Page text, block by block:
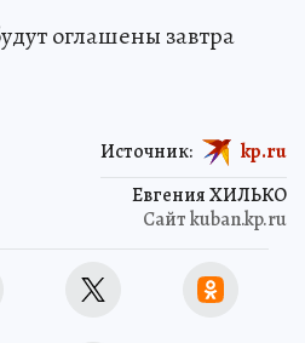
оглашены завтра
Евгения ХИЛЬКО
Сайт kuban.kp.ru
Источник: kp.ru